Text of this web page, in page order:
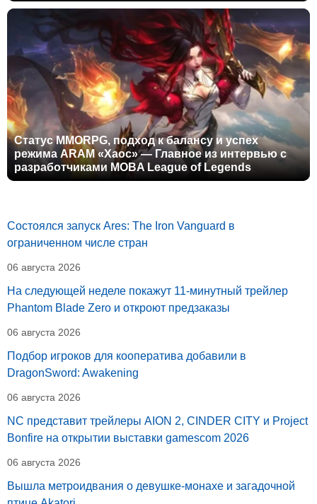
Статус MMORPG, подход к балансу и успех
режима ARAM «Хаос» — Главное из интервью с
разработчиками MOBA League of Legends
Состоялся запуск Ares: The Iron Vanguard в
ограниченном числе стран
06 августа 2026
На следующей неделе покажут 11-минутный трейлер
Phantom Blade Zero и откроют предзаказы
06 августа 2026
Подбор игроков для кооператива добавили в
DragonSword: Awakening
06 августа 2026
NC представит трейлеры AION 2, CINDER CITY и Project
Bonfire на открытии выставки gamescom 2026
06 августа 2026
Вышла метроидвания о девушке-монахе и загадочной